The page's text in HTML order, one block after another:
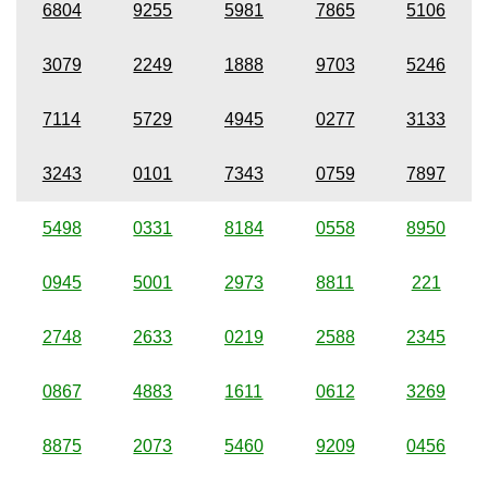
6804 9255 5981 7865 5106
3079 2249 1888 9703 5246
7114 5729 4945 0277 3133
3243 0101 7343 0759 7897
5498 0331 8184 0558 8950
0945 5001 2973 8811 221
2748 2633 0219 2588 2345
0867 4883 1611 0612 3269
8875 2073 5460 9209 0456